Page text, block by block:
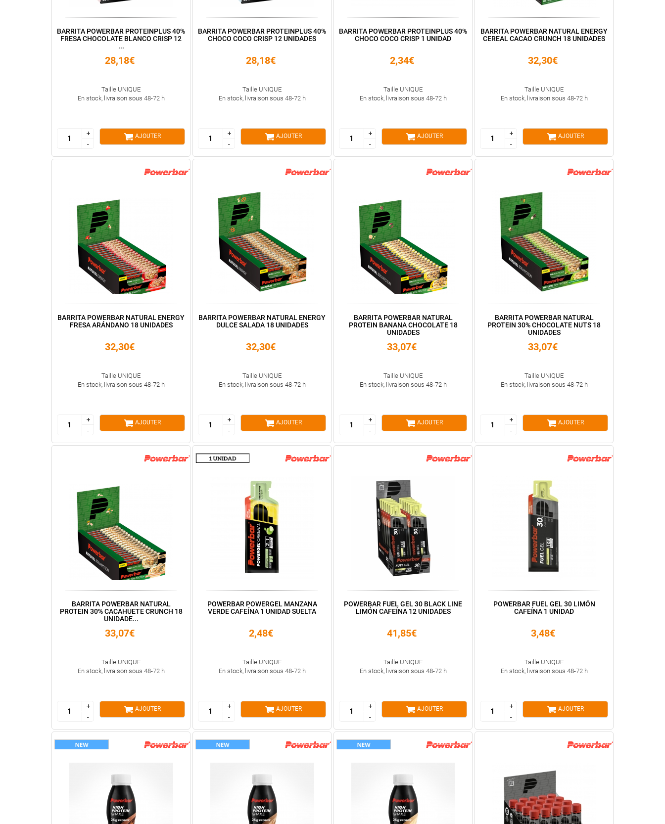
BARRITA POWERBAR PROTEINPLUS 40%
FRESA CHOCOLATE BLANCO CRISP 12
...
28,18€
Taille UNIQUE
En stock, livraison sous 48-72 h
+
-
+
-
AJOUTER
BARRITA POWERBAR PROTEINPLUS 40%
CHOCO COCO CRISP 12 UNIDADES
28,18€
Taille UNIQUE
En stock, livraison sous 48-72 h
+
-
+
-
AJOUTER
BARRITA POWERBAR PROTEINPLUS 40%
CHOCO COCO CRISP 1 UNIDAD
2,34€
Taille UNIQUE
En stock, livraison sous 48-72 h
+
-
+
-
AJOUTER
BARRITA POWERBAR NATURAL ENERGY
CEREAL CACAO CRUNCH 18 UNIDADES
32,30€
Taille UNIQUE
En stock, livraison sous 48-72 h
+
-
+
-
AJOUTER
BARRITA POWERBAR NATURAL ENERGY
FRESA ARÁNDANO 18 UNIDADES
32,30€
Taille UNIQUE
En stock, livraison sous 48-72 h
+
-
+
-
AJOUTER
BARRITA POWERBAR NATURAL ENERGY
DULCE SALADA 18 UNIDADES
32,30€
Taille UNIQUE
En stock, livraison sous 48-72 h
+
-
+
-
AJOUTER
BARRITA POWERBAR NATURAL
PROTEIN BANANA CHOCOLATE 18
UNIDADES
33,07€
Taille UNIQUE
En stock, livraison sous 48-72 h
+
-
+
-
AJOUTER
BARRITA POWERBAR NATURAL
PROTEIN 30% CHOCOLATE NUTS 18
UNIDADES
33,07€
Taille UNIQUE
En stock, livraison sous 48-72 h
+
-
+
-
AJOUTER
BARRITA POWERBAR NATURAL
PROTEIN 30% CACAHUETE CRUNCH 18
UNIDADE...
33,07€
Taille UNIQUE
En stock, livraison sous 48-72 h
+
-
+
-
AJOUTER
POWERBAR POWERGEL MANZANA
VERDE CAFEÍNA 1 UNIDAD SUELTA
2,48€
Taille UNIQUE
En stock, livraison sous 48-72 h
+
-
+
-
AJOUTER
POWERBAR FUEL GEL 30 BLACK LINE
LIMÓN CAFEÍNA 12 UNIDADES
41,85€
Taille UNIQUE
En stock, livraison sous 48-72 h
+
-
+
-
AJOUTER
POWERBAR FUEL GEL 30 LIMÓN
CAFEÍNA 1 UNIDAD
3,48€
Taille UNIQUE
En stock, livraison sous 48-72 h
+
-
+
-
AJOUTER